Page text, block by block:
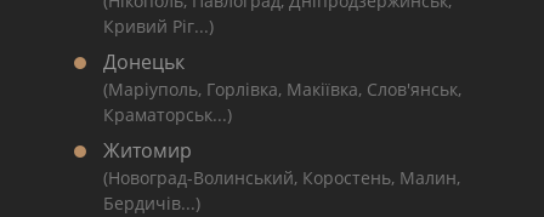
Кривий Ріг...)
Донецьк
(Маріуполь, Горлівка, Макіївка, Слов'янськ,
Краматорськ...)
Житомир
(Новоград-Волинський, Коростень, Малин,
Бердичів...)